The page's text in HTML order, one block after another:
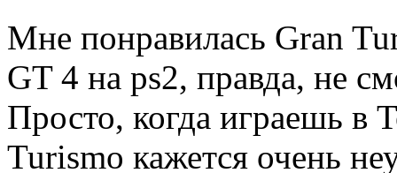
Мне понравилась Gran
GT 4 на ps2, правда, не
Просто, когда играешь в
Turismo кажется очень